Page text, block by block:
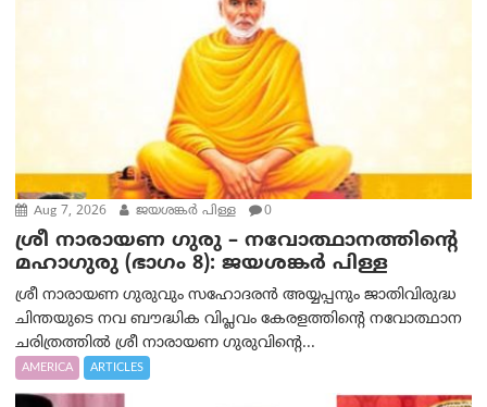
Aug 7, 2026 ജയശങ്കര്‍ പിള്ള 0
ശ്രീ നാരായണ ഗുരു – നവോത്ഥാനത്തിന്റെ
മഹാഗുരു (ഭാഗം 8): ജയശങ്കര്‍ പിള്ള
ശ്രീ നാരായണ ഗുരുവും സഹോദരൻ അയ്യപ്പനും ജാതിവിരുദ്ധ
ചിന്തയുടെ നവ ബൗദ്ധിക വിപ്ലവം കേരളത്തിന്റെ നവോത്ഥാന
ചരിത്രത്തിൽ ശ്രീ നാരായണ ഗുരുവിന്റെ...
AMERICA ARTICLES